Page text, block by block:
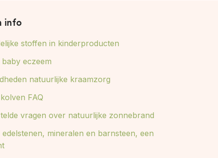
info
stoffen in kinderproducten
baby eczeem
natuurlijke kraamzorg
FAQ
vragen over natuurlijke zonnebrand
edelstenen, mineralen en barnsteen, een